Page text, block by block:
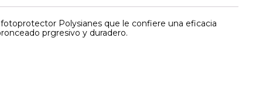
Polysianes que le confiere una eficacia
prgresivo y duradero.